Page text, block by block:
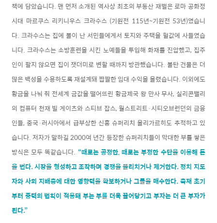
책에 담았습니다. 맨 먼저 소개된 역사상 최초의 부동산 재벌은 로마 공화정
시대 마르쿠스 리키니우스 크라수스 (기원전 115년~기원전 53년)였습니
다. 크라수스는 집에 불이 난 서민들에게서 토지와 주택을 헐값에 사들였습
니다. 크라수스는 소방훈련을 시킨 노예들을 투입해 화재를 진압했고, 집주
인이 팔지 않으면 집이 잿더미로 변할 때까지 방관했습니다. 불탄 건물은 더
많은 백성을 수용하도록 재설계돼 짭짤한 임대 수익을 올렸습니다. 이외에도
황금을 나눠 줘 전세계 금값을 떨어뜨린 황금제국 왕 만사 무사, 실리콘밸리
의 컴퓨터 천재 빌 게이츠와 스티브 잡스, 월스트리트·시티오브런던의 금융
인들, 중국·러시아에서 급부상한 신흥 슈퍼리치 올리가르히도 추적하고 있
습니다. 저자가 말하길 2000여 년간 등장한 슈퍼리치들이 막대한 부를 쌓은
방식은 모두 똑같습니다. “때로는 공정한, 때로는 부정한 수단을 이용해 돈
을 번다. 시장을 형성하고 조작하며 경쟁을 물리치거나 제거한다. 정치 지도
자와 사회 지배층에 대한 영향력을 확보하거나 그들을 매수한다. 축재 초기
부터 중력의 법칙이 적용돼 부는 부를 더욱 끌어당기고 부자는 더 큰 부자가
된다.”